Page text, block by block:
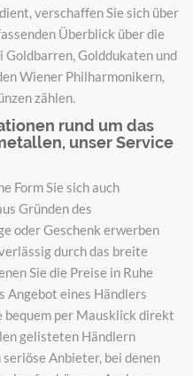
verschaffen Sie sich über
Überblick über die
Golddukaten und
Wiener Philharmonikern,
zählen.
rund um das
unser Service
Form Sie sich auch
Gründen des
oder Geschenk erwerben
durch das breite
Sie die Preise in Ruhe
Angebot eines Händlers
bequem per Mausklick direkt
gelisteten Händlern
Anbieter, bei denen